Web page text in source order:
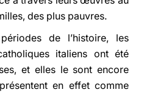
des plus pauvres.
de l’histoire, les
italiens ont été
et elles le sont encore
en effet comme